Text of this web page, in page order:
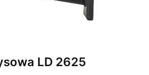
LD 2625